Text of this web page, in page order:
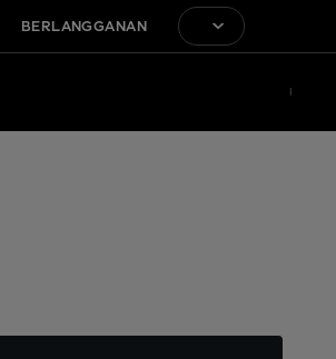
BERLANGGANAN